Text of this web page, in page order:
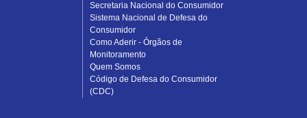
Secretaria Nacional do Consumidor
Sistema Nacional de Defesa do
Consumidor
Como Aderir - Órgãos de
Monitoramento
Quem Somos
Código de Defesa do Consumidor
(CDC)